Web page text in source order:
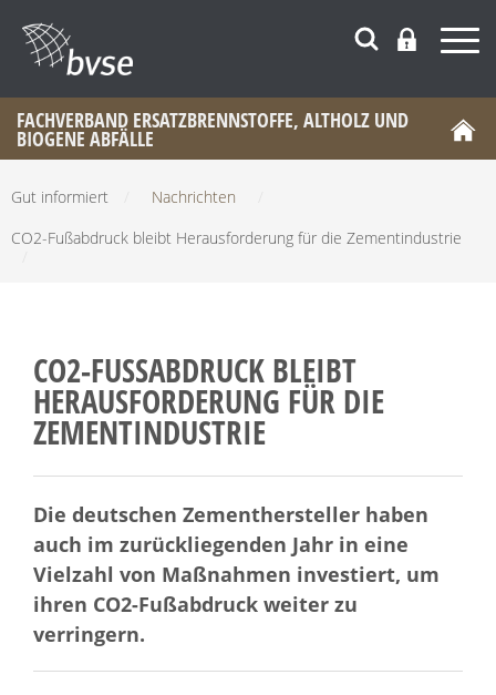
FACHVERBAND ERSATZBRENNSTOFFE, ALTHOLZ UND
BIOGENE ABFÄLLE
Gut informiert Nachrichten
CO2-Fußabdruck bleibt Herausforderung für die Zementindustrie
CO2-FUSSABDRUCK BLEIBT H
ERAUSFORDERUNG FÜR DIE Z
EMENTINDUSTRIE
Die deutschen Zementhersteller haben
auch im zurückliegenden Jahr in eine
Vielzahl von Maßnahmen investiert, um
ihren CO2-Fußabdruck weiter zu
verringern.